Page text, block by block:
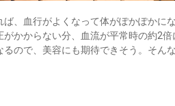
、血行がよくなって体がぽかぽかに
かからない分、血流が平常時の約2倍
ので、美容にも期待できそう。そん